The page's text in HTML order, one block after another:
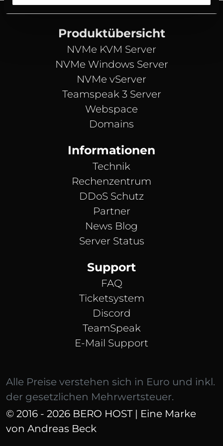
Produktübersicht
NVMe KVM Server
NVMe Windows Server
NVMe vServer
Teamspeak 3 Server
Webspace
Domains
Informationen
Technik
Rechenzentrum
DDoS Schutz
Partner
News Blog
Server Status
Support
FAQ
Ticketsystem
Discord
TeamSpeak
E-Mail Support
Alle Preise verstehen sich in Euro und inkl.
der gesetzlichen Mehrwertsteuer.
© 2016 - 2026 BERO HOST | Eine Marke
von Andreas Beck